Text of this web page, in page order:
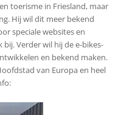
toerisme in Friesland, maar
Hij wil dit meer bekend
speciale websites en
Verder wil hij de e-bikes-
en bekend maken.
van Europa en heel